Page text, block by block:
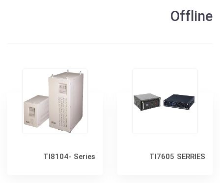
Offline
TI7605 SERRIES
Tl8104- Series